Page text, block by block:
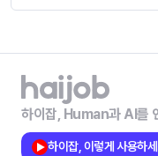
하이잡, Human과 AI를
하이잡, 이렇게 사용하